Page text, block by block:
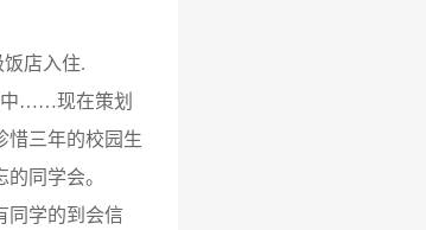
店入住.
……现在策划
惜三年的校园生
同学会。
学的到会信